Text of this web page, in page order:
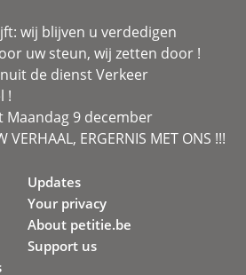
wij blijven u verdedigen
uw steun, wij zetten door !
de dienst Verkeer
!
Maandag 9 december
VERHAAL, ERGERNIS MET ONS !!!
Updates
Your privacy
About petitie.be
Support us